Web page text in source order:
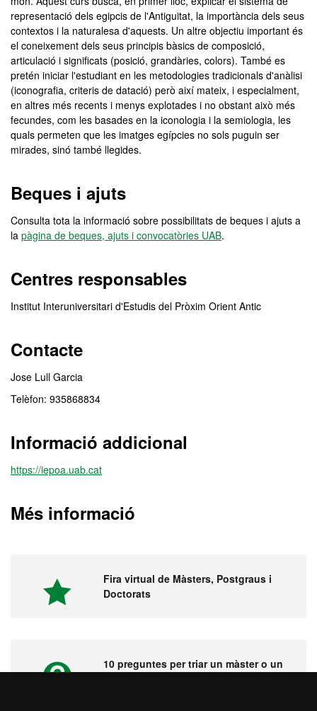
representació dels egipcis de l'Antiguitat, la importància dels seus
contextos i la naturalesa d'aquests. Un altre objectiu important és
el coneixement dels seus principis bàsics de composició,
articulació i significats (posició, grandàries, colors). També es
pretén iniciar l'estudiant en les metodologies tradicionals d'anàlisi
(iconografia, criteris de datació) però així mateix, i especialment,
en altres més recents i menys explotades i no obstant això més
fecundes, com les basades en la iconologia i la semiologia, les
quals permeten que les imatges egípcies no sols puguin ser
mirades, sinó també llegides.
Beques i ajuts
Consulta tota la informació sobre possibilitats de beques i ajuts a
la pàgina de beques, ajuts i convocatòries UAB.
Centres responsables
Institut Interuniversitari d'Estudis del Pròxim Orient Antic
Contacte
Jose Lull Garcia
Telèfon: 935868834
Informació addicional
https://iepoa.uab.cat
Més informació
Fira virtual de Màsters, Postgraus i
Doctorats
10 preguntes per triar un màster o un